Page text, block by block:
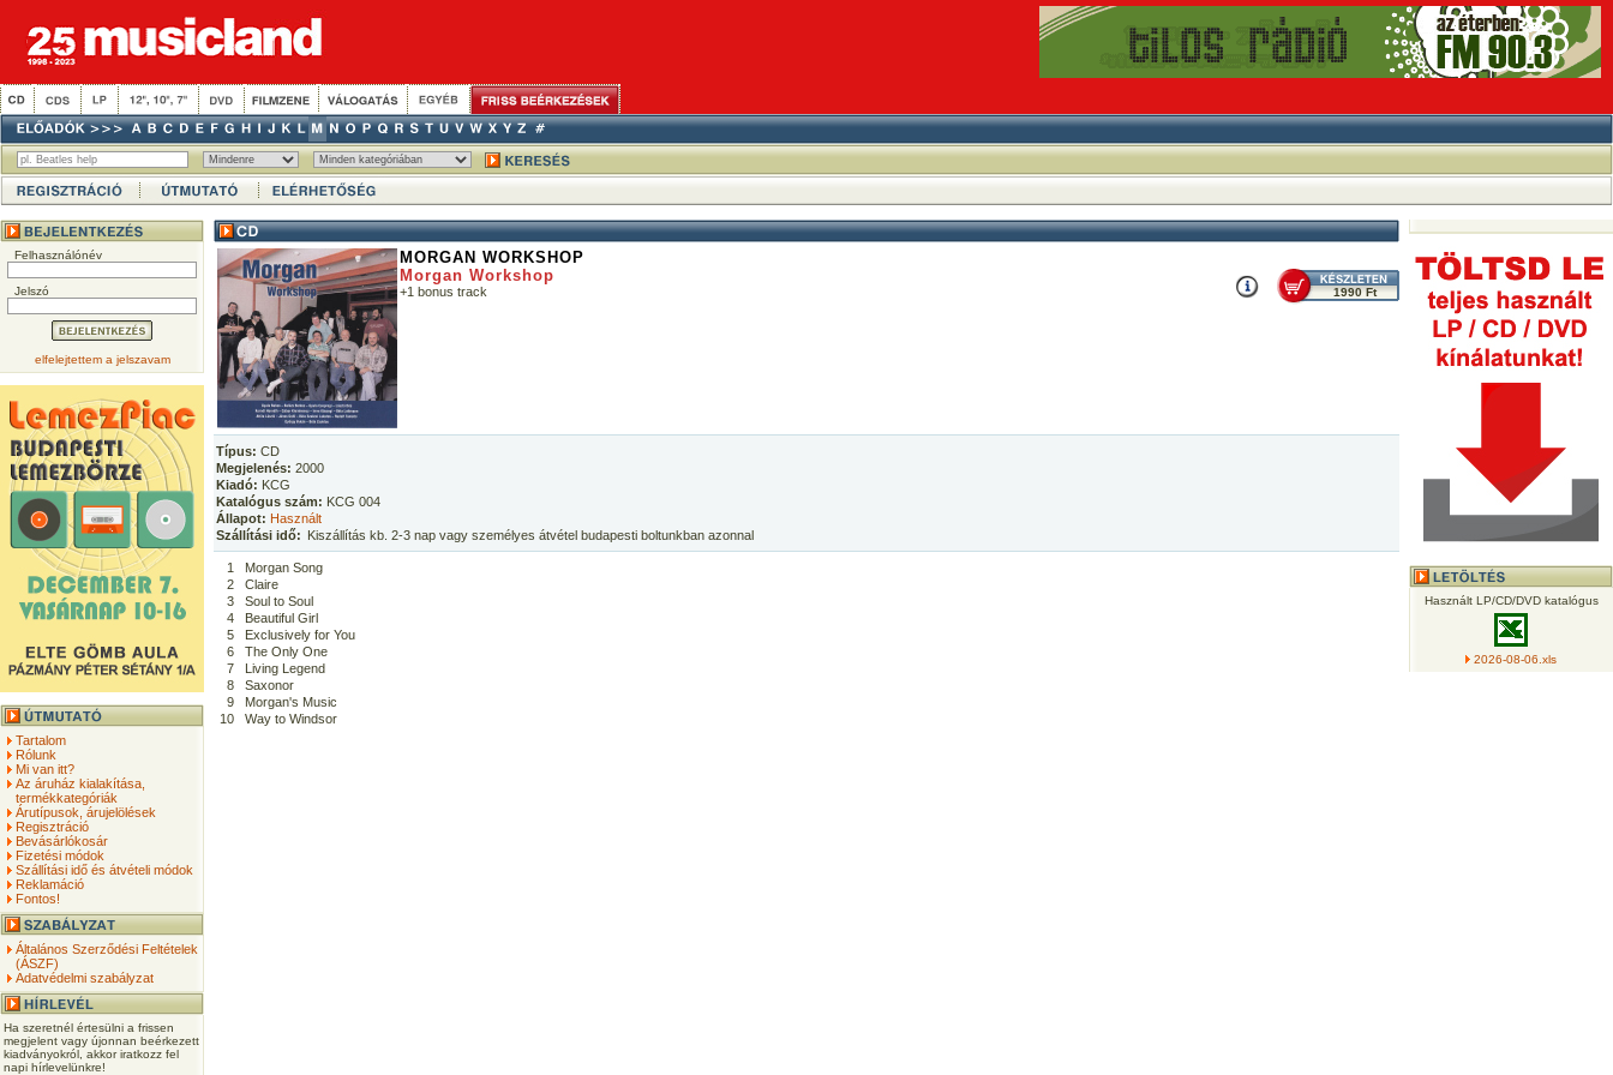
Felhasználónév
Jelszó
elfelejtettem a jelszavam
Tartalom
Rólunk
Mi van itt?
Az áruház kialakítása,
termékkategóriák
Árutípusok, árujelölések
Regisztráció
Bevásárlókosár
Fizetési módok
Szállítási idő és átvételi módok
Reklamáció
Fontos!
Általános Szerződési Feltételek
(ÁSZF)
Adatvédelmi szabályzat
Ha szeretnél értesülni a frissen
megjelent vagy újonnan beérkezett
kiadványokról, akkor iratkozz fel
napi hírlevelünkre!
MORGAN WORKSHOP
Morgan Workshop
+1 bonus track 1990 Ft
Típus: CD
Megjelenés: 2000
Kiadó: KCG
Katalógus szám: KCG 004
Állapot: Használt
Szállítási idő: Kiszállítás kb. 2-3 nap vagy személyes átvétel budapesti boltunkban azonnal
1
Morgan Song
2
Claire
3
Soul to Soul
4
Beautiful Girl
5
Exclusively for You
6
The Only One
7
Living Legend
8
Saxonor
9
Morgan's Music
10
Way to Windsor
Használt LP/CD/DVD katalógus
2026-08-06.xls